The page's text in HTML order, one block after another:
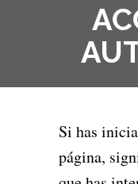
Si has
página,